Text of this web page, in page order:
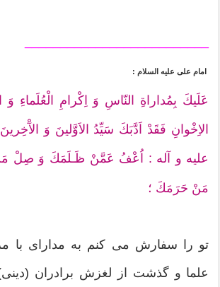
امام على عليه ‏السلام :
عَلَيكَ بِمُداراةِ النّاسِ وَ اِكْرامِ الْعُلَماءِ
الاِخْوانِ فَقَدْ اَدَّبَكَ سَيِّدُ الاَوَّلينَ وَ
‏عليه ‏و ‏آله : اُعْفُ عَمَّنْ ظَـلَمَكَ وَ صِلْ
مَنْ حَرَمَكَ ؛
تو را سفارش مى‏ كنم به مداراى با
علما و گذشت از لغزش برادران